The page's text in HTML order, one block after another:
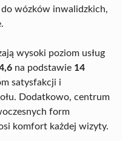
wózków inwalidzkich,
wysoki poziom usług
na podstawie 14
satysfakcji i
Dodatkowo, centrum
form
komfort każdej wizyty.